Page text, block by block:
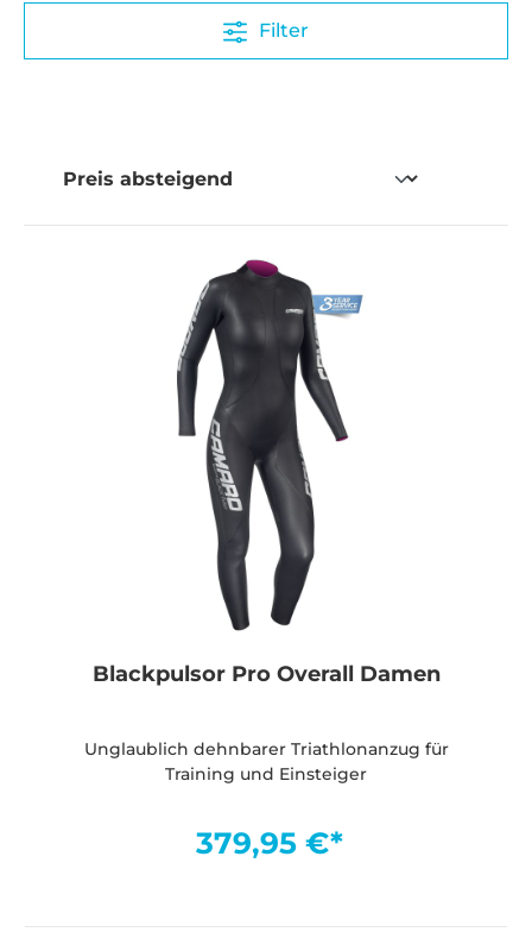
Filter
Blackpulsor Pro Overall Damen
Unglaublich dehnbarer Triathlonanzug für
Training und Einsteiger
379,95 €*